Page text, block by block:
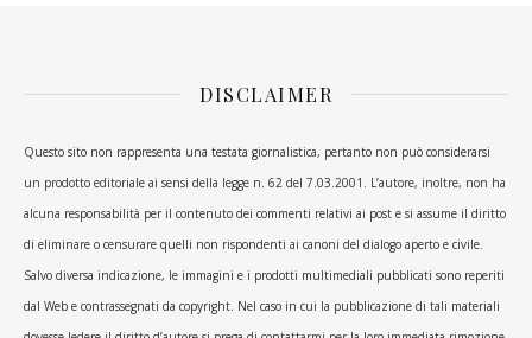
DISCLAIMER
Questo sito non rappresenta una testata giornalistica, pertanto non può considerarsi
un prodotto editoriale ai sensi della legge n. 62 del 7.03.2001. L’autore, inoltre, non ha
alcuna responsabilità per il contenuto dei commenti relativi ai post e si assume il diritto
di eliminare o censurare quelli non rispondenti ai canoni del dialogo aperto e civile.
Salvo diversa indicazione, le immagini e i prodotti multimediali pubblicati sono reperiti
dal Web e contrassegnati da copyright. Nel caso in cui la pubblicazione di tali materiali